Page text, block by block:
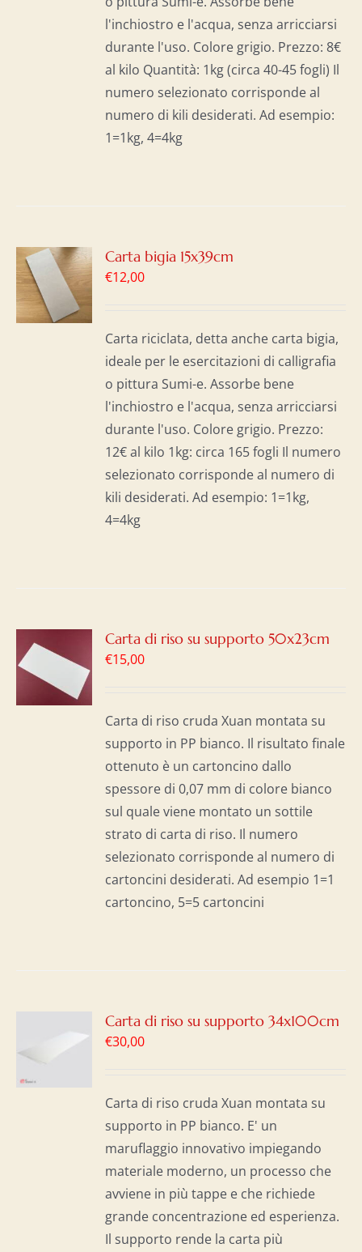
l'inchiostro e l'acqua, senza arricciarsi
durante l'uso. Colore grigio. Prezzo: 8€
al kilo Quantità: 1kg (circa 40-45 fogli) Il
numero selezionato corrisponde al
numero di kili desiderati. Ad esempio:
1=1kg, 4=4kg
Carta bigia 15x39cm
€12,00
Carta riciclata, detta anche carta bigia,
ideale per le esercitazioni di calligrafia
o pittura Sumi-e. Assorbe bene
l'inchiostro e l'acqua, senza arricciarsi
durante l'uso. Colore grigio. Prezzo:
12€ al kilo 1kg: circa 165 fogli Il numero
selezionato corrisponde al numero di
kili desiderati. Ad esempio: 1=1kg,
4=4kg
Carta di riso su supporto 50x23cm
€15,00
Carta di riso cruda Xuan montata su
supporto in PP bianco. Il risultato finale
ottenuto è un cartoncino dallo
spessore di 0,07 mm di colore bianco
sul quale viene montato un sottile
strato di carta di riso. Il numero
selezionato corrisponde al numero di
cartoncini desiderati. Ad esempio 1=1
cartoncino, 5=5 cartoncini
Carta di riso su supporto 34x100cm
€30,00
Carta di riso cruda Xuan montata su
supporto in PP bianco. E' un
maruflaggio innovativo impiegando
materiale moderno, un processo che
avviene in più tappe e che richiede
grande concentrazione ed esperienza.
Il supporto rende la carta più